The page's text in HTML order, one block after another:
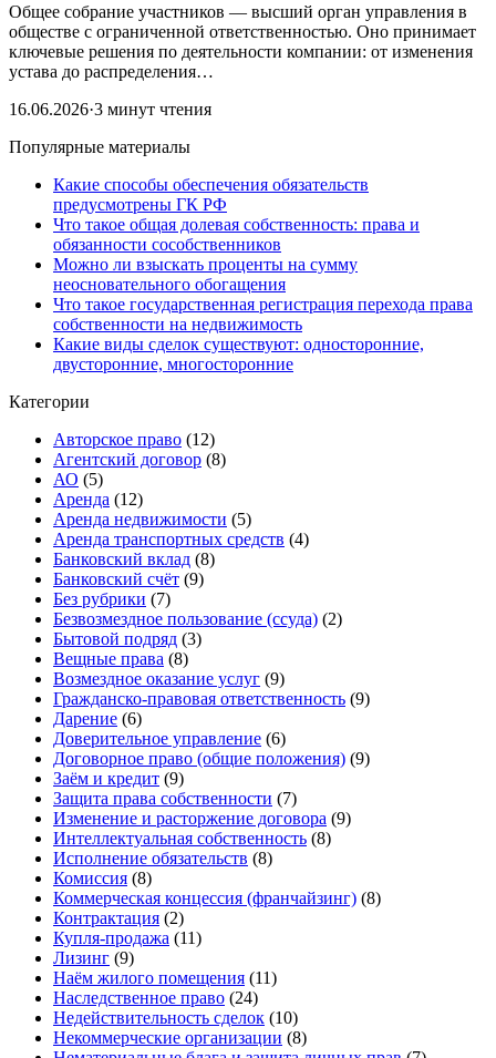
Общее собрание участников — высший орган управления в
обществе с ограниченной ответственностью. Оно принимает
ключевые решения по деятельности компании: от изменения
устава до распределения…
16.06.2026·3 минут чтения
Популярные материалы
Какие способы обеспечения обязательств
предусмотрены ГК РФ
Что такое общая долевая собственность: права и
обязанности сособственников
Можно ли взыскать проценты на сумму
неосновательного обогащения
Что такое государственная регистрация перехода права
собственности на недвижимость
Какие виды сделок существуют: односторонние,
двусторонние, многосторонние
Категории
Авторское право (12)
Агентский договор (8)
АО (5)
Аренда (12)
Аренда недвижимости (5)
Аренда транспортных средств (4)
Банковский вклад (8)
Банковский счёт (9)
Без рубрики (7)
Безвозмездное пользование (ссуда) (2)
Бытовой подряд (3)
Вещные права (8)
Возмездное оказание услуг (9)
Гражданско-правовая ответственность (9)
Дарение (6)
Доверительное управление (6)
Договорное право (общие положения) (9)
Заём и кредит (9)
Защита права собственности (7)
Изменение и расторжение договора (9)
Интеллектуальная собственность (8)
Исполнение обязательств (8)
Комиссия (8)
Коммерческая концессия (франчайзинг) (8)
Контрактация (2)
Купля-продажа (11)
Лизинг (9)
Наём жилого помещения (11)
Наследственное право (24)
Недействительность сделок (10)
Некоммерческие организации (8)